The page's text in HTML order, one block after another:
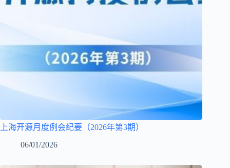
上海开源月度例会纪要（2026年第3期）
06/01/2026